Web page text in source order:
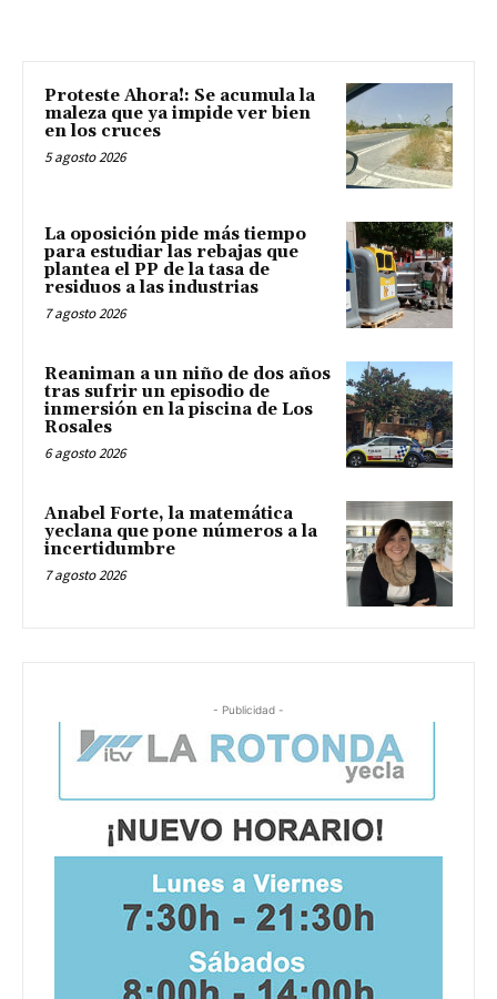
Proteste Ahora!: Se acumula la
maleza que ya impide ver bien
en los cruces
5 agosto 2026
La oposición pide más tiempo
para estudiar las rebajas que
plantea el PP de la tasa de
residuos a las industrias
7 agosto 2026
Reaniman a un niño de dos años
tras sufrir un episodio de
inmersión en la piscina de Los
Rosales
6 agosto 2026
Anabel Forte, la matemática
yeclana que pone números a la
incertidumbre
7 agosto 2026
- Publicidad -